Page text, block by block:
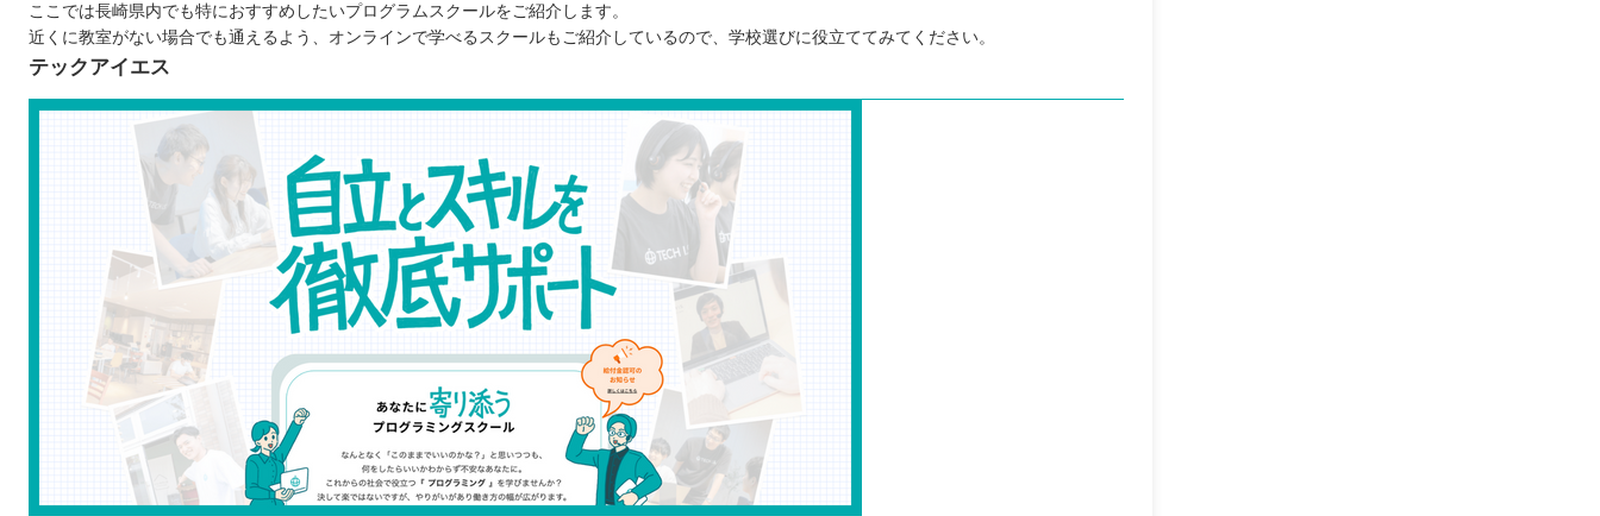
長崎で自分に合ったプログラムスクールを選ぼう！
ここでは長崎県内でも特におすすめしたいプログラムスクールをご紹介します。
近くに教室がない場合でも通えるよう、オンラインで学べるスクールもご紹介しているので、学校選びに役立ててみてください。
テックアイエス